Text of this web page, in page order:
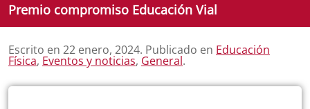
Premio compromiso Educación Vial
Escrito en 22 enero, 2024. Publicado en Educación
Física, Eventos y noticias, General.